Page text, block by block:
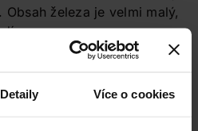
Detaily Více o cookies
železa je velmi malý,